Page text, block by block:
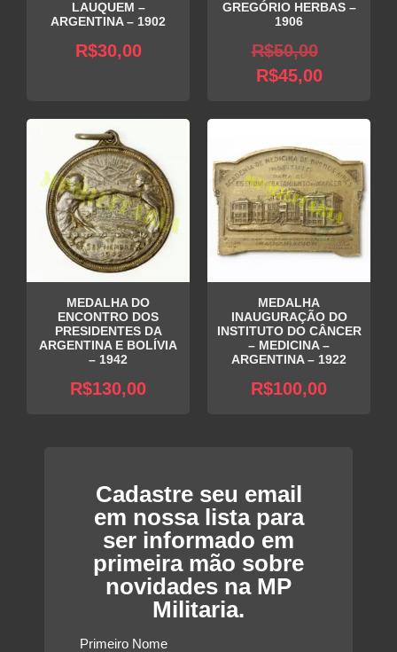
LAUQUEM –
ARGENTINA – 1902
R$30,00
GREGÓRIO HERBAS –
1906
R$50,00
era:
R$50,00.
R$45,00O
atual
é:
R$45,00.
MEDALHA DO
ENCONTRO DOS
PRESIDENTES DA
ARGENTINA E BOLÍVIA
– 1942
R$130,00
MEDALHA
INAUGURAÇÃO DO
INSTITUTO DO CÂNCER
– MEDICINA –
ARGENTINA – 1922
R$100,00
Cadastre seu email
em nossa lista para
ser informado em
primeira mão sobre
novidades na MP
Militaria.
Primeiro Nome